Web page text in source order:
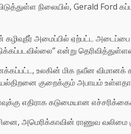
நிலையில், Gerald Ford
அமைப்பில் ஏற்பட்ட
என்று
உலகின் மிக நவீன விமானக்
குறைக்கும் அபாயம்
எதிராக கடுமையான
அமெரிக்காவின் ராணுவ வலிமை